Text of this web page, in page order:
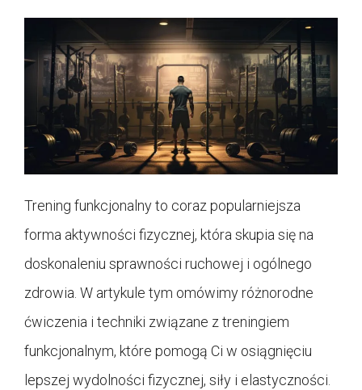
Trening funkcjonalny to coraz popularniejsza
forma aktywności fizycznej, która skupia się na
doskonaleniu sprawności ruchowej i ogólnego
zdrowia. W artykule tym omówimy różnorodne
ćwiczenia i techniki związane z treningiem
funkcjonalnym, które pomogą Ci w osiągnięciu
lepszej wydolności fizycznej, siły i elastyczności.